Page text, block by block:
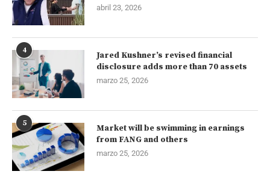
abril 23, 2026
4
Jared Kushner’s revised financial
disclosure adds more than 70 assets
marzo 25, 2026
5
Market will be swimming in earnings
from FANG and others
marzo 25, 2026